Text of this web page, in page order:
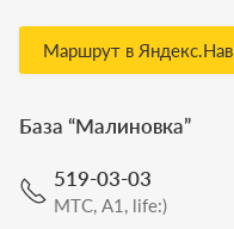
Маршрут в
База “Малиновка”
519-03-03
МТС, A1, life:)